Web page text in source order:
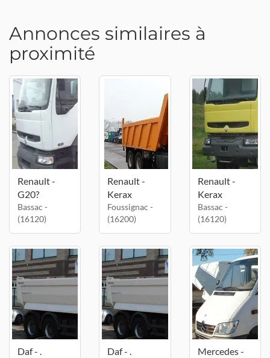
Annonces similaires à
proximité
Renault -
G20?
Bassac -
(16120)
Renault -
Kerax
Foussignac -
(16200)
Renault -
Kerax
Bassac -
(16120)
Daf - . Daf - .
Mercedes -